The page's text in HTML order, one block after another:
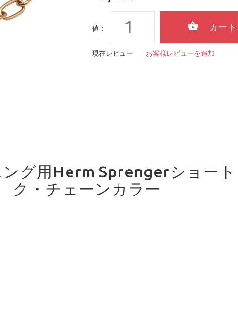
値：
現在レビュー: お客様レビューを追加
グ用Herm Sprengerショー
ク・チェーンカラー